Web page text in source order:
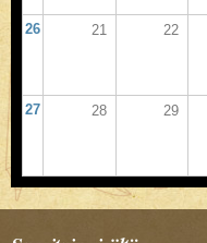
26 21 22
27 28 29